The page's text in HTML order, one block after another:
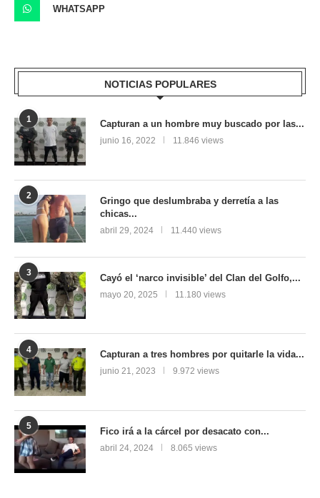
WHATSAPP
NOTICIAS POPULARES
1 Capturan a un hombre muy buscado por las...
junio 16, 2022 11.846 views
2
Gringo que deslumbraba y derretía a las
chicas...
abril 29, 2024 11.440 views
3 Cayó el ‘narco invisible’ del Clan del Golfo,...
mayo 20, 2025 11.180 views
4 Capturan a tres hombres por quitarle la vida...
junio 21, 2023 9.972 views
5 Fico irá a la cárcel por desacato con...
abril 24, 2024 8.065 views